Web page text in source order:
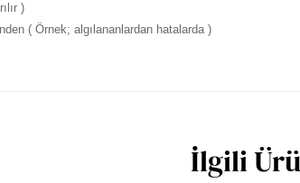
)
( Örnek; algılananlardan hatalarda )
İlgili